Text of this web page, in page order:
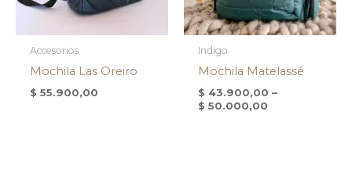
Accesorios
Mochila Las Oreiro
$ 55.900,00
Indigo
Mochila Matelassé
$ 43.900,00 –
$ 50.000,00